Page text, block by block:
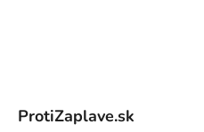
ProtiZaplave.sk